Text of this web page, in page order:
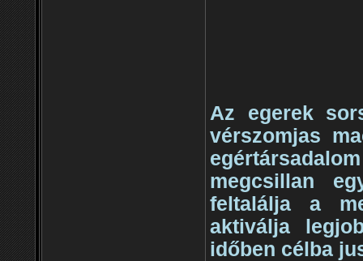
Az egerek
vérszomjas
megcsillan
feltalálja a
aktiválja
időben célba